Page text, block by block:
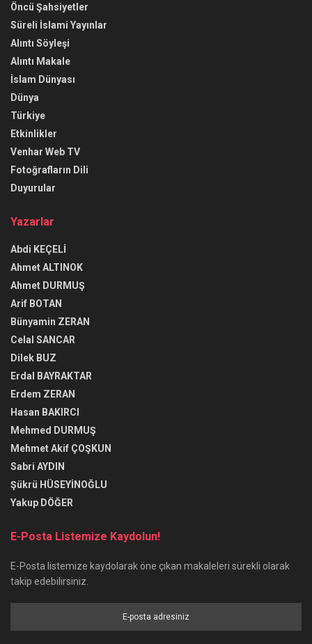
Öncü Şahsiyetler
Süreli İslami Yayınlar
Alıntı Söyleşi
Alıntı Makale
İslam Dünyası
Dünya
Türkiye
Etkinlikler
Venhar Web TV
Fotoğrafların Dili
Duyurular
Yazarlar
Abdi KEÇELİ
Ahmet ALTINOK
Ahmet DURMUŞ
Arif BOTAN
Bünyamin ZERAN
Celal SANCAR
Dilek BUZ
Erdal BAYRAKTAR
Erdem ZERAN
Hasan BAKIRCI
Mehmed DURMUŞ
Mehmet Akif ÇOŞKUN
Sabri AYDIN
Şükrü HÜSEYİNOĞLU
Yakup DÖĞER
E-Posta Listemize Kaydolun!
E-Posta listemize kaydolarak öne çıkan makaleleri sürekli olarak
takip edebilirsiniz.